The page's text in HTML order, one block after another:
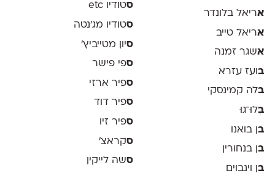
אריאל בלונדר
אריאל טייב
אשגר זמנה
בועז עזרא
בלה קמינסקי
בְּלוּ־גוּ
בן בואנו
בן בנחורין
בן וינבוים
סטודיו etc
סטודיו מג'נטה
סיון מטייביץ׳
ספי פישר
ספיר ארזי
ספיר דוד
ספיר זיו
סקראצ׳
סשה לייקין